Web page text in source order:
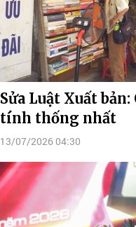
Sửa Luật Xuất
tính thống nhất
13/07/2026 04:30